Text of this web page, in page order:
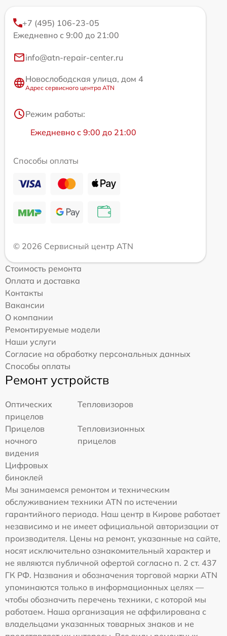
+7 (495) 106-23-05
Ежедневно с 9:00 до 21:00
info@atn-repair-center.ru
Новослободская улица, дом 4
Адрес сервисного центра ATN
Режим работы:
Ежедневно с 9:00 до 21:00
Способы оплаты
© 2026 Сервисный центр ATN
Стоимость ремонта
Оплата и доставка
Контакты
Вакансии
О компании
Ремонтируемые модели
Наши услуги
Согласие на обработку персональных данных
Способы оплаты
Ремонт устройств
Оптических
прицелов
Тепловизоров
Прицелов
ночного
видения
Тепловизионных
прицелов
Цифровых
биноклей
Мы занимаемся ремонтом и техническим
обслуживанием техники ATN по истечении
гарантийного периода. Наш центр в Кирове работает
независимо и не имеет официальной авторизации от
производителя. Цены на ремонт, указанные на сайте,
носят исключительно ознакомительный характер и
не являются публичной офертой согласно п. 2 ст. 437
ГК РФ. Названия и обозначения торговой марки ATN
упоминаются только в информационных целях —
чтобы обозначить перечень техники, с которой мы
работаем. Наша организация не аффилирована с
владельцами указанных товарных знаков и не